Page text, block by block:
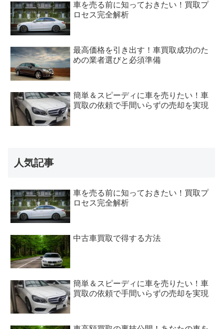
車を売る前に知っておきたい！買取プ
ロセス完全解析
最高価格を引き出す！車買取成功のた
めの業者選びと必須準備
簡単＆スピーディに車を売りたい！車
買取の依頼で手間いらずの売却を実現
人気記事
車を売る前に知っておきたい！買取プ
ロセス完全解析
中古車買取で得する方法
簡単＆スピーディに車を売りたい！車
買取の依頼で手間いらずの売却を実現